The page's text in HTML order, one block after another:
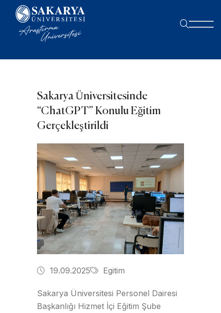
Sakarya Üniversitesinde
“ChatGPT” Konulu Eğitim
Gerçekleştirildi
19.09.2025 Egitim
Sakarya Üniversitesi Personel Dairesi
Başkanlığı Hizmet İçi Eğitim Şube